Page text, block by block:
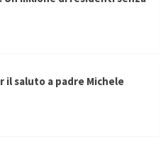
il saluto a padre Michele